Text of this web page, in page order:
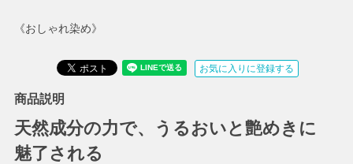
《おしゃれ染め》
お気に入りに登録する
商品説明
天然成分の力で、うるおいと艶めきに
魅了される